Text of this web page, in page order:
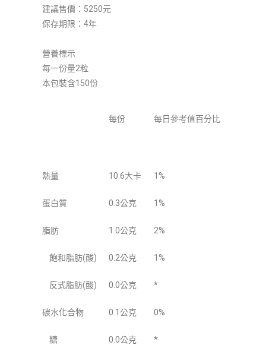
建議售價：5250元
保存期限：4年
營養標示
每一份量2粒
本包裝含150份
每份 每日參考值百分比
熱量 10.6大卡 1%
蛋白質 0.3公克 1%
脂肪 1.0公克 2%
飽和脂肪(酸) 0.2公克 1%
反式脂肪(酸) 0.0公克 *
碳水化合物 0.1公克 0%
糖 0.0公克 *